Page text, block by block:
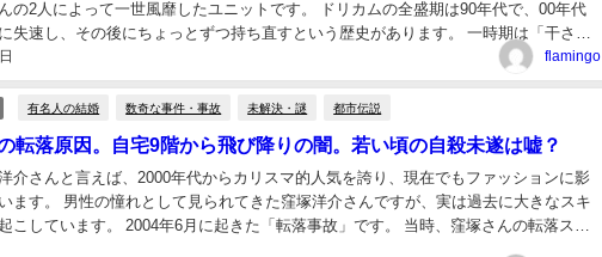
の2人によって一世風靡したユニットです。 ドリカムの全盛期は90年代で、00年代
失速し、その後にちょっとずつ持ち直すという歴史があります。 一時期は「干され
か？」「2人が不仲で解散しそう...
flamingo
有名人の結婚 数奇な事件・事故 未解決・謎 都市伝説
転落原因。自宅9階から飛び降りの闇。若い頃の自殺未遂は嘘？
介さんと言えば、2000年代からカリスマ的人気を誇り、現在でもファッションに影
ます。 男性の憧れとして見られてきた窪塚洋介さんですが、実は過去に大きなスキ
こしています。 2004年6月に起きた「転落事故」です。 当時、窪塚さんの転落スキ